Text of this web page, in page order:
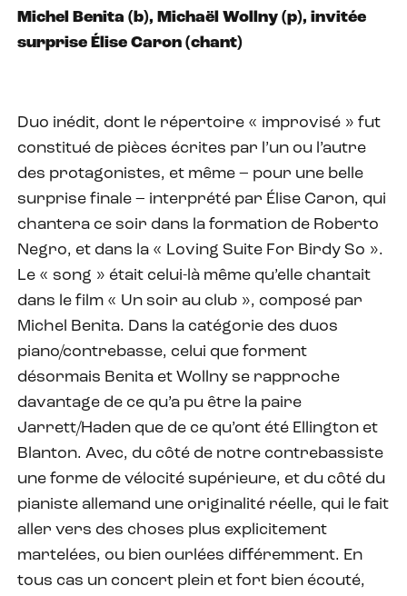
Michel Benita (b), Michaël Wollny (p), invitée
surprise Élise Caron (chant)
Duo inédit, dont le répertoire « improvisé » fut
constitué de pièces écrites par l’un ou l’autre
des protagonistes, et même – pour une belle
surprise finale – interprété par Élise Caron, qui
chantera ce soir dans la formation de Roberto
Negro, et dans la « Loving Suite For Birdy So ».
Le « song » était celui-là même qu’elle chantait
dans le film « Un soir au club », composé par
Michel Benita. Dans la catégorie des duos
piano/contrebasse, celui que forment
désormais Benita et Wollny se rapproche
davantage de ce qu’a pu être la paire
Jarrett/Haden que de ce qu’ont été Ellington et
Blanton. Avec, du côté de notre contrebassiste
une forme de vélocité supérieure, et du côté du
pianiste allemand une originalité réelle, qui le fait
aller vers des choses plus explicitement
martelées, ou bien ourlées différemment. En
tous cas un concert plein et fort bien écouté,